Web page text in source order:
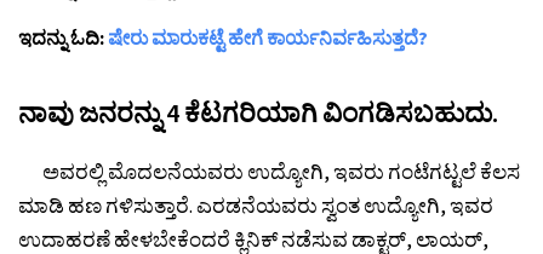
ಇದನ್ನು ಓದಿ: ಷೇರು ಮಾರುಕಟ್ಟೆ ಹೇಗೆ ಕಾರ್ಯನಿರ್ವಹಿಸುತ್ತದೆ?
ನಾವು ಜನರನ್ನು 4 ಕೆಟಗರಿಯಾಗಿ ವಿಂಗಡಿಸಬಹುದು.
ಅವರಲ್ಲಿ ಮೊದಲನೆಯವರು ಉದ್ಯೋಗಿ, ಇವರು ಗಂಟೆಗಟ್ಟಲೆ ಕೆಲಸ
ಮಾಡಿ ಹಣ ಗಳಿಸುತ್ತಾರೆ. ಎರಡನೆಯವರು ಸ್ವಂತ ಉದ್ಯೋಗಿ, ಇವರ
ಉದಾಹರಣೆ ಹೇಳಬೇಕೆಂದರೆ ಕ್ಲಿನಿಕ್ ನಡೆಸುವ ಡಾಕ್ಟರ್, ಲಾಯರ್,